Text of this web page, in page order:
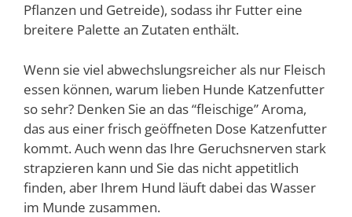
Pflanzen und Getreide), sodass ihr Futter eine
breitere Palette an Zutaten enthält.
Wenn sie viel abwechslungsreicher als nur Fleisch
essen können, warum lieben Hunde Katzenfutter
so sehr? Denken Sie an das “fleischige” Aroma,
das aus einer frisch geöffneten Dose Katzenfutter
kommt. Auch wenn das Ihre Geruchsnerven stark
strapzieren kann und Sie das nicht appetitlich
finden, aber Ihrem Hund läuft dabei das Wasser
im Munde zusammen.